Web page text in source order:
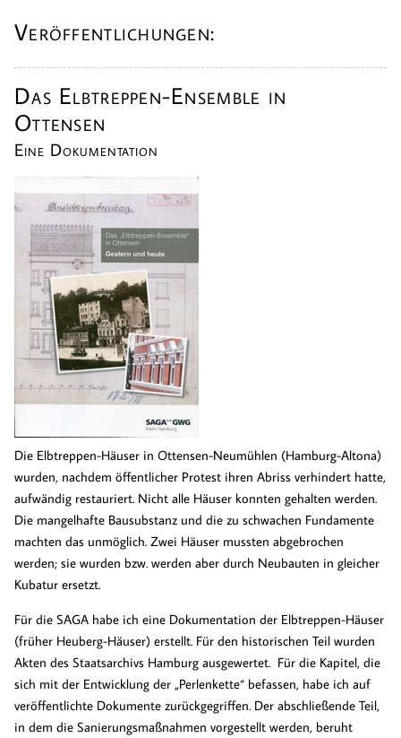
Veröffentlichungen:
Das Elbtreppen-Ensemble in
Ottensen
Eine Dokumentation
Die Elbtreppen-Häuser in Ottensen-Neumühlen (Hamburg-Altona)
wurden, nachdem öffentlicher Protest ihren Abriss verhindert hatte,
aufwändig restauriert. Nicht alle Häuser konnten gehalten werden.
Die mangelhafte Bausubstanz und die zu schwachen Fundamente
machten das unmöglich. Zwei Häuser mussten abgebrochen
werden; sie wurden bzw. werden aber durch Neubauten in gleicher
Kubatur ersetzt.
Für die SAGA habe ich eine Dokumentation der Elbtreppen-Häuser
(früher Heuberg-Häuser) erstellt. Für den historischen Teil wurden
Akten des Staatsarchivs Hamburg ausgewertet. Für die Kapitel, die
sich mit der Entwicklung der „Perlenkette“ befassen, habe ich auf
veröffentlichte Dokumente zurückgegriffen. Der abschließende Teil,
in dem die Sanierungsmaßnahmen vorgestellt werden, beruht